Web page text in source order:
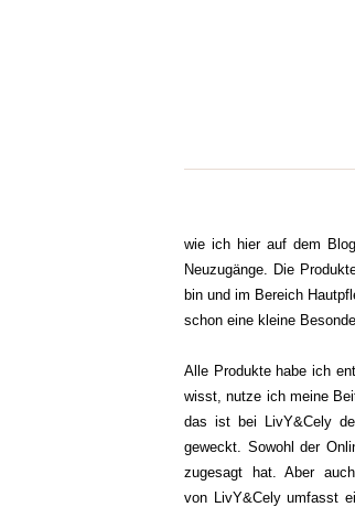
wie ich hier auf dem
Neuzugänge. Die
bin und im Bereich
schon eine kleine
Alle Produkte habe ich
wisst, nutze ich meine
das ist bei LivY&Cely
geweckt. Sowohl der
zugesagt hat. Aber
von LivY&Cely umfasst